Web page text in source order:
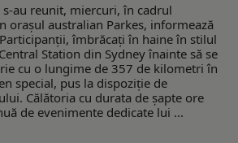
s-au reunit, miercuri, în cadrul
orașul australian Parkes, informează
îmbrăcați în haine în stilul
Station din Sydney înainte să se
cu o lungime de 357 de kilometri în
special, pus la dispoziție de
Călătoria cu durata de șapte ore
de evenimente dedicate lui ...